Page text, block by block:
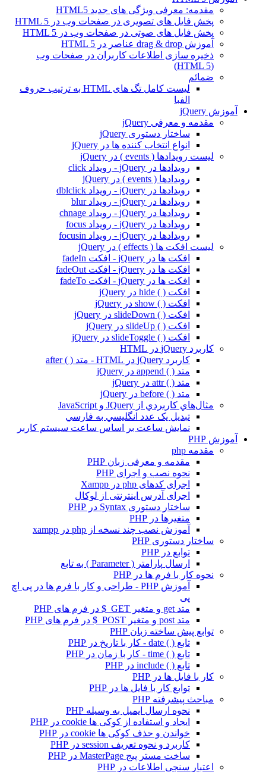
مقدمه: معرفی ویژگی های جدید HTML5
پخش فایل های تصویری در صفحات وب در HTML 5
پخش فایل های صوتی در صفحات وب در HTML 5
آموزش drag & drop عناصر در HTML 5
ذخیره سازی اطلاعات کاربران در صفحات وب
(HTML 5)
ضمائم
لیست کامل تگ های HTML به ترتيب حروف
الفبا
آموزش jQuery
مقدمه و معرفی jQuery
ساختار دستوری jQuery
انواع انتخاب کننده ها در jQuery
لیست رویدادها ( events ) در jQuery
رویدادها در jQuery - رویداد click
رویدادها ( events ) در jQuery
رویدادها در jQuery - رویداد dblclick
رویدادها در jQuery - رویداد blur
رویدادها در jQuery - رویداد chnage
رویدادها در jQuery - رویداد focus
رویدادها در jQuery - رویداد focusin
لیست افکت ها ( effects ) در jQuery
افکت ها در jQuery - افکت fadeIn
افکت ها در jQuery - افکت fadeOut
افکت ها در jQuery - افکت fadeTo
افکت ( ) hide در jQuery
افکت ( ) show در jQuery
افکت ( ) slideDown در jQuery
افکت ( ) slideUp در jQuery
افکت ( ) slideToggle در jQuery
کاربرد jQuery در HTML
کاربرد jQuery در HTML - متد ( ) after
متد ( ) append در jQuery
متد ( ) attr در jQuery
متد ( ) before در jQuery
مثال‌هاي کاربردي از JQuery و JavaScript
تبديل يک عدد انگليسي به فارسي
نمايش ساعت بر اساس ساعت سيستم کاربر
آموزش PHP
مقدمه php
مقدمه و معرفی زبان PHP
نحوه نصب و اجرای PHP
اجرای کدهای php در Xampp
اجرای آدرس اینترنتی از لوکال
ساختار دستوری Syntax در PHP
متغیرها در PHP
آموزش نصب چند نسخه از php در xampp
ساختار دستوری PHP
توابع در PHP
ارسال پارامتر ( Parameter ) به تابع
نحوه کار با فرم ها در PHP
آموزش PHP - طراحی و کار با فرم ها در پی اچ
پی
متد get و متغیر GET_$ در فرم های PHP
متد post و متغیر POST_$ در فرم های PHP
توابع پیش ساخته زبان PHP
تابع ( ) date - کار با تاریخ در PHP
تابع ( ) time - کار با زمان در PHP
تابع ( ) include در PHP
کار با فایل ها در PHP
توابع کار با فایل ها در PHP
مباحث پیشرفته PHP
نحوه ارسال ایمیل به وسیله PHP
ایجاد و استفاده از کوکی ها cookie در PHP
خواندن و حذف کوکی ها cookie در PHP
کاربرد و نحوه تعریف session در PHP
ساخت مستر پیج MasterPage در PHP
اعتبار سنجی اطلاعات در PHP